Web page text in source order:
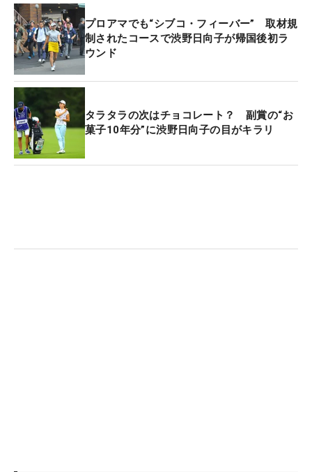
成し遂げたのかは、羽田に着いた時や、記者会見を
見て改めて感じました。あんなにたくさんのフラッ
シュを浴びたことはなかったので（笑）。落ち着く
まで本人は大変だと思うけど、試合に集中できるよ
うな態勢は整えてあげたいですね」
―コーチから見て渋野選手の体調は？
「あまり寝ることもできていないし、正直疲れはあ
ります。これまでも注目はしてもらっていました
が、海外メジャーを獲ったことで、ゴルフ業界以外
プロアマでも“シブコ・フィーバー” 取材規
制されたコースで渋野日向子が帰国後初ラ
ウンド
タラタラの次はチョコレート？ 副賞の“お
菓子10年分”に渋野日向子の目がキラリ